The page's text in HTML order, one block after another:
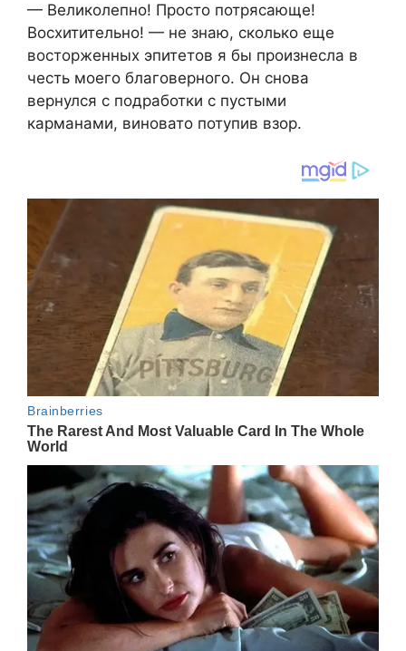
— Великолепно! Просто потрясающе!
Восхитительно! — не знаю, сколько еще
восторженных эпитетов я бы произнесла в
честь моего благоверного. Он снова
вернулся с подработки с пустыми
карманами, виновато потупив взор.